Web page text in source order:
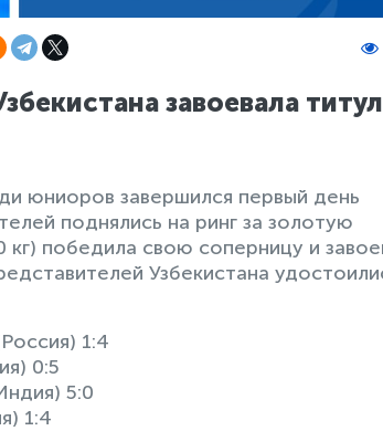
завоевала титул
юниоров завершился первый день
поднялись на ринг за золотую
победила свою соперницу и
Узбекистана
1:4
0:5
5:0
1:4